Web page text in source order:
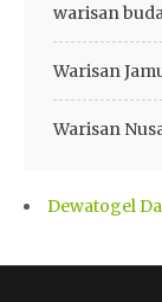
warisan
Warisan
Warisan
Dewatogel